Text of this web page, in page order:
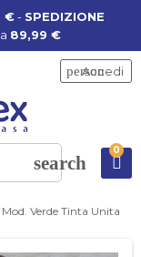
€- SPEDIZIONE
89,99 €
search
person
Accedi
0
Verde Tinta Unita